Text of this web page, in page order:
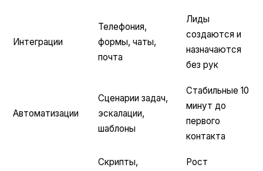
Интеграции
Телефония,
формы, чаты,
почта
Лиды
создаются и
назначаются
без рук
Автоматизации
Сценарии задач,
эскалации,
шаблоны
Стабильные 10
минут до
первого
контакта
Скрипты,
Рост